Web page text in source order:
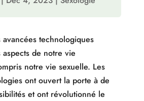
technologiques
de notre vie
notre vie sexuelle. Les
ont ouvert la porte à de
et ont révolutionné le